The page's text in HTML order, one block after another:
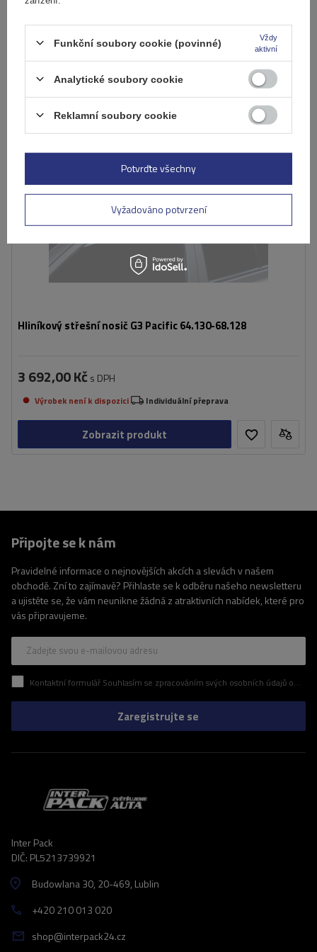
Přidat
do
DOČASNĚ NEDOSTUPNÉ
Hliníkový střešní nosič G3 Pacific 64.130-68.128
3 692,00 Kč s DPH
Výrobek není k dispozici Individuální přeprava
Zobrazit produkt
Připojte se k nám
Pravidelné informace o nejnovějších akcích a slevách v našem
obchodě. Zní to zajímavě? Přihlaste se k odběru našeho newsletteru
a ujistěte se, že vám neunikne žádná z atraktivních nabídek, které pro
vás připravujeme.
Zadejte svou e-mailovou adresu
Kontaktní formulář Souhlasím se zpracováním svých osobních údajů obsažených v kontaktním formuláři v souladu s nařízením Evropského parlamentu a Rady (EU)
Zaregistrujte se
Inter Pack
DIČ: PL5213739921
Budowlana 30, 20-469, Lublin
+420 210 013 020
shop@interpack24.cz
Funkční soubory cookie (povinné)
Vždy
aktivní
Analytické soubory cookie
Reklamní soubory cookie
Vyžadováno potvrzení
Potvrďte všechny